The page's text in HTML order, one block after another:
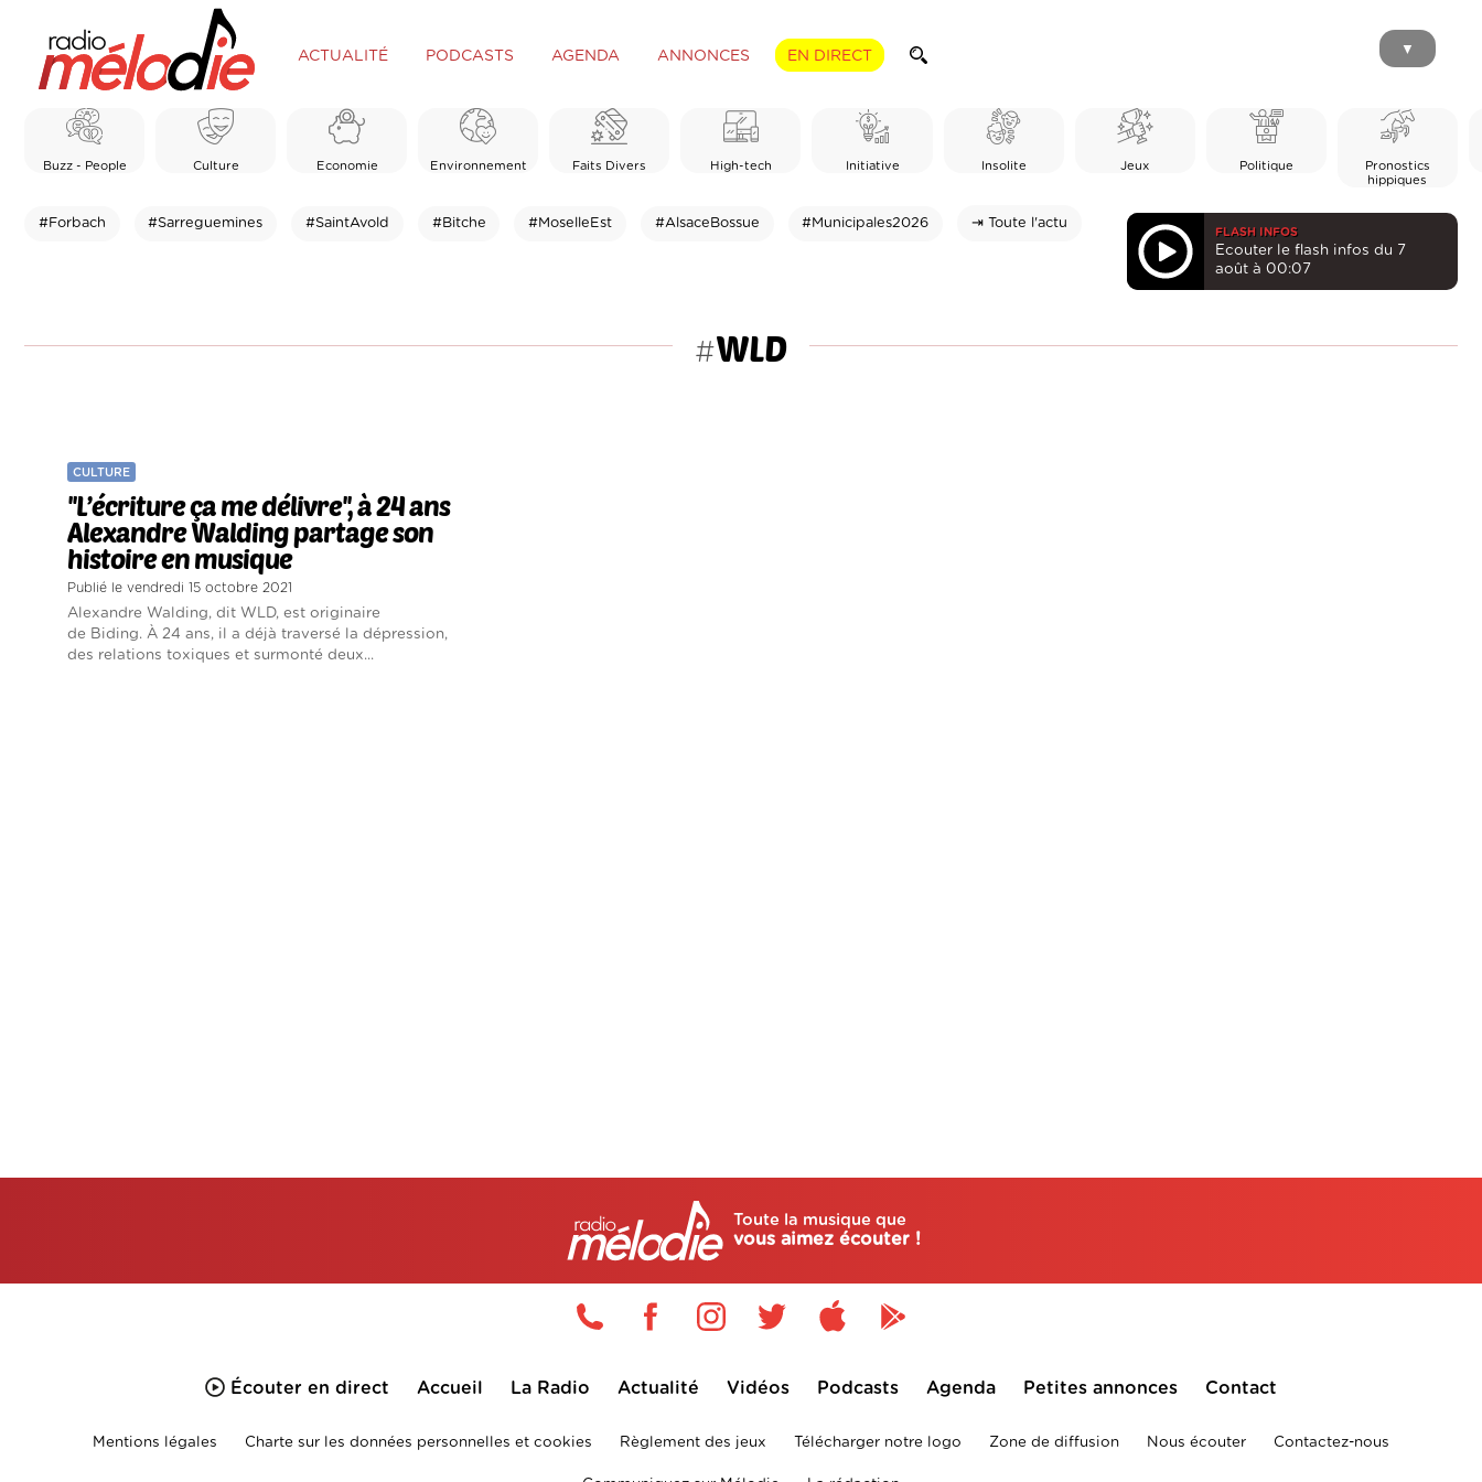
ACTUALITÉ PODCASTS AGENDA ANNONCES EN DIRECT ▼
Buzz - People Culture Economie Environnement Faits Divers High-tech Initiative Insolite Jeux Politique
Pronostics
hippiques
#Forbach #Sarreguemines #SaintAvold #Bitche #MoselleEst #AlsaceBossue #Municipales2026 ⇥ Toute l'actu
FLASH INFOS
Ecouter le flash infos du 7
août à 00:07
#WLD
CULTURE
''L’écriture ça me délivre'', à 24 ans
Alexandre Walding partage son
histoire en musique
Publié le vendredi 15 octobre 2021
Alexandre Walding, dit WLD, est originaire
de Biding. À 24 ans, il a déjà traversé la dépression,
des relations toxiques et surmonté deux...
Toute la musique que
vous aimez écouter !
Écouter en direct Accueil La Radio Actualité Vidéos Podcasts Agenda Petites annonces Contact
Mentions légales Charte sur les données personnelles et cookies Règlement des jeux Télécharger notre logo Zone de diffusion Nous écouter Contactez-nous